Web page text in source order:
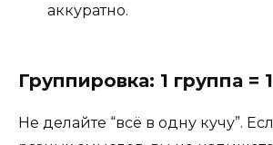
аккуратно.
Группировка: 1 группа =
Не делайте “всё в одну кучу”.